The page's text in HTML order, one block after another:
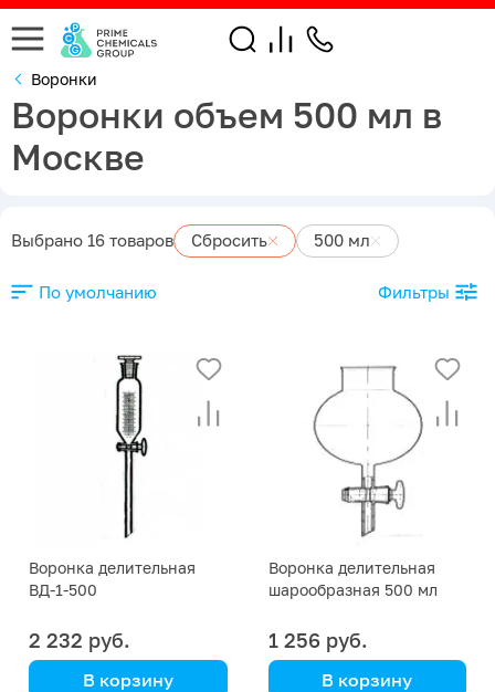
Воронки
Воронки объем 500 мл в
Москве
Выбрано 16 товаров Сбросить 500 мл
По умолчанию Фильтры
Воронка делительная
ВД-1-500
2 232 руб.
В корзину
Воронка делительная
шарообразная 500 мл
1 256 руб.
В корзину